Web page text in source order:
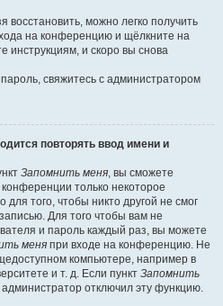
восстановить, можно легко получить
на конференцию и щёлкните на
инструкциям, и скоро вы снова
свяжитесь с администратором
повторять ввод имени и
Запомнить меня, вы сможете
только некоторое
того, чтобы никто другой не смог
Для того чтобы вам не
и пароль каждый раз, вы можете
меня при входе на конференцию. Не
компьютере, например в
и т. д. Если пункт Запомнить
администратор отключил эту функцию.